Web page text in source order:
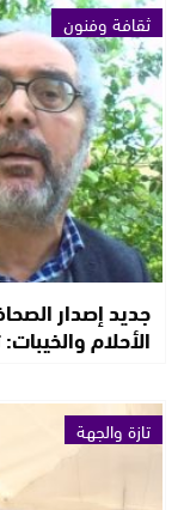
ثقافة وفنون
جديد إصدار
الأحلام
تازة والجهة